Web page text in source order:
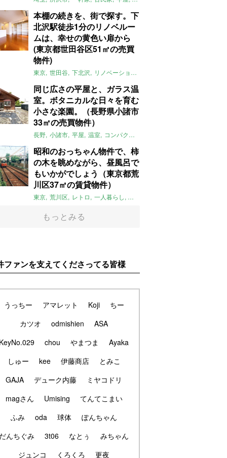
本棚の続きを、街で探す。下
北沢駅徒歩1分のリノベルー
ムは、幸せの黄色い扉から
(東京都世田谷区51㎡の売買
物件)
東京 世田谷 下北沢 リノベーション
同じ広さの平屋と、ガラス温
室。ボタニカルな日々を育む
小さな楽園。（長野県小諸市
33㎡の売買物件）
長野 小諸市 平屋 温室 コンパクト
昭和のおっちゃん物件で、柿
の木を眺めながら、昼風呂で
もいかがでしょう（東京都荒
川区37㎡の賃貸物件）
東京 荒川区 レトロ 一人暮らし タイル
もっとみる
ファンを支えてくださってる皆様
うっちー アマレット Koji
ちー
カツオ
odmishien
ASA
chou やまつま
Ayaka
しゅー
kee 伊藤商店
とみこ
GAJA
デューク内藤
ミヤコドリ
magさん
Umising
てんてこまい
ふみ
oda 球体
ぽんちゃん
んちぐみ
3t06 なとぅ
みちゃん
ジュンコ
くろくろ 更夜